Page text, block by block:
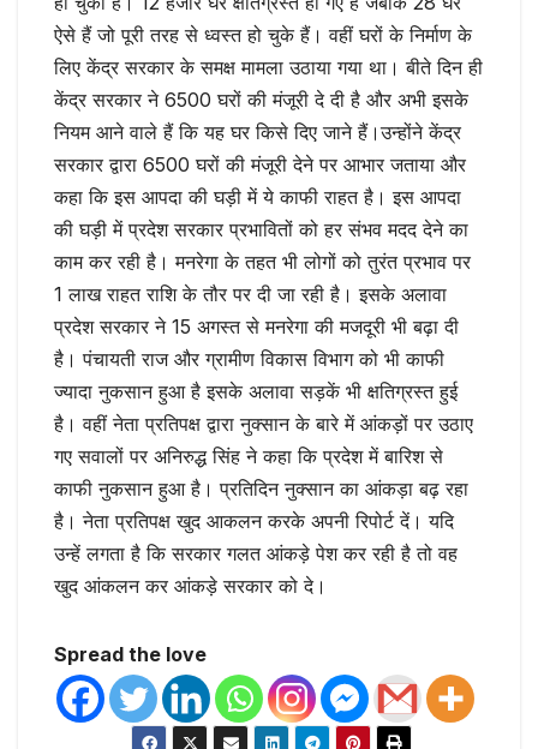
ऐसे हैं जो पूरी तरह से ध्वस्त हो चुके हैं। वहीं घरों के निर्माण के
लिए केंद्र सरकार के समक्ष मामला उठाया गया था। बीते दिन ही
केंद्र सरकार ने 6500 घरों की मंजूरी दे दी है और अभी इसके
नियम आने वाले हैं कि यह घर किसे दिए जाने हैं।उन्होंने केंद्र
सरकार द्वारा 6500 घरों की मंजूरी देने पर आभार जताया और
कहा कि इस आपदा की घड़ी में ये काफी राहत है। इस आपदा
की घड़ी में प्रदेश सरकार प्रभावितों को हर संभव मदद देने का
काम कर रही है। मनरेगा के तहत भी लोगों को तुरंत प्रभाव पर
1 लाख राहत राशि के तौर पर दी जा रही है। इसके अलावा
प्रदेश सरकार ने 15 अगस्त से मनरेगा की मजदूरी भी बढ़ा दी
है। पंचायती राज और ग्रामीण विकास विभाग को भी काफी
ज्यादा नुकसान हुआ है इसके अलावा सड़कें भी क्षतिग्रस्त हुई
है। वहीं नेता प्रतिपक्ष द्वारा नुक्सान के बारे में आंकड़ों पर उठाए
गए सवालों पर अनिरुद्ध सिंह ने कहा कि प्रदेश में बारिश से
काफी नुकसान हुआ है। प्रतिदिन नुक्सान का आंकड़ा बढ़ रहा
है। नेता प्रतिपक्ष खुद आकलन करके अपनी रिपोर्ट दें। यदि
उन्हें लगता है कि सरकार गलत आंकड़े पेश कर रही है तो वह
खुद आंकलन कर आंकड़े सरकार को दे।
Spread the love